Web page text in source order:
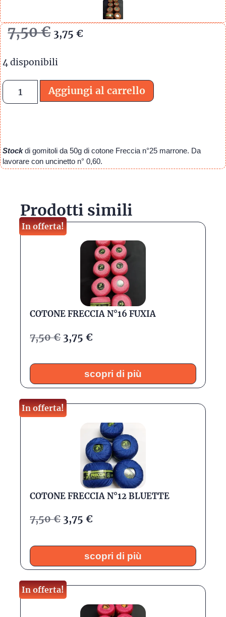
Stockdi gomitoli da 50g di cotone Freccia n°25 marrone. Da
lavorare con uncinetto n° 0,60.
7,50€ 3,75€
4 disponibili
Aggiungi al carrello
Prodotti simili
In offerta!
COTONE FRECCIA N°16 FUXIA
7,50€ 3,75€
scopri di più
In offerta!
COTONE FRECCIA N°12 BLUETTE
7,50€ 3,75€
scopri di più
In offerta!